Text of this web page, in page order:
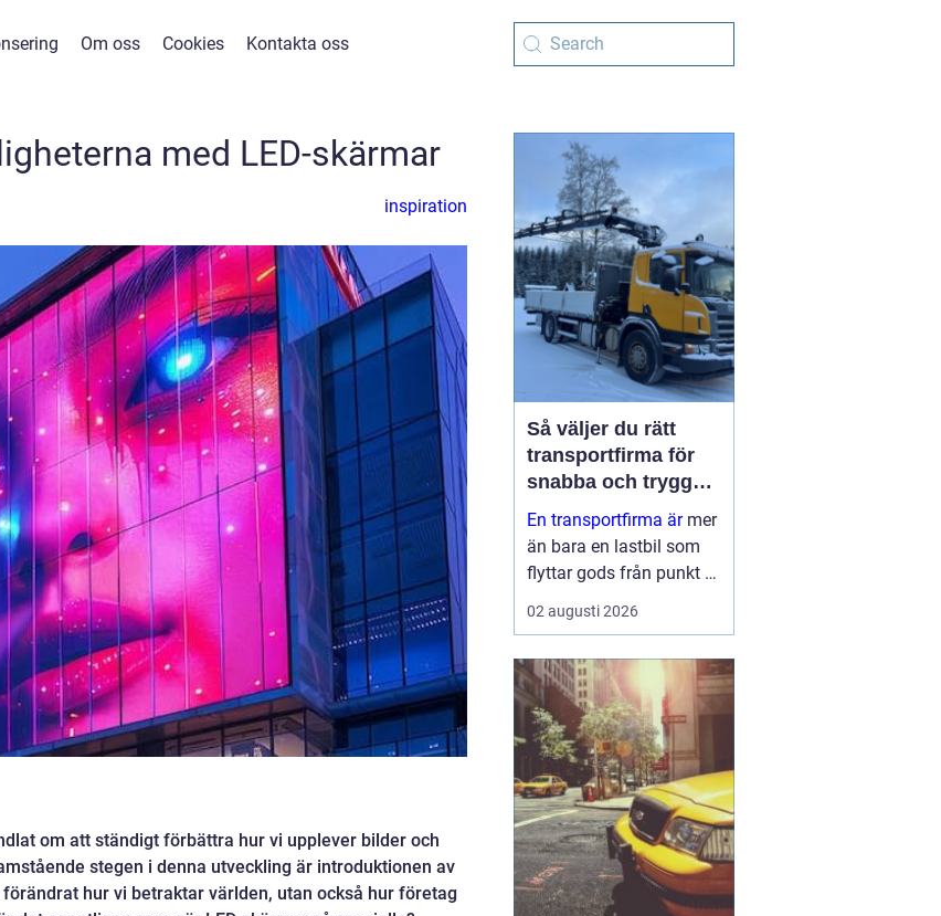
Om oss Cookies Kontakta oss
med LED-skärmar
inspiration
om att ständigt förbättra hur vi upplever bilder och
stegen i denna utveckling är introduktionen av
hur vi betraktar världen, utan också hur företag
Så väljer du rätt
transportfirma för
snabba och trygga
leveranser
En transportfirma ärmer
än bara en lastbil som
flyttar gods från punkt A
till punkt B. För många
företag är den en
verksamheten ett nav
som påverkar
kundnöjdhet, lönsamhet
och miljöpåverkan. ...
02 augusti 2026